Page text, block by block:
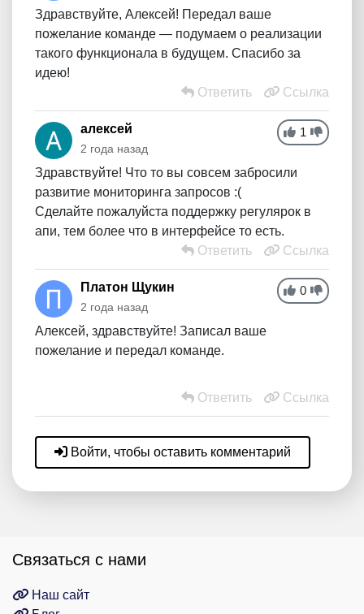
Здравствуйте, Алексей! Передал ваше
пожелание команде — подумаем о реализации
такого функционала в будущем. Спасибо за
идею!
Ответить
Ссылка
1
алексей
2 года назад
Здравствуйте! Что то вы совсем забросили
развитие мониторинга запросов :(
Сделайте пожалуйста поддержку регулярок в
апи, тем более что в интерфейсе то есть.
Ответить
Ссылка
0
Платон Щукин
2 года назад
Алексей, здравствуйте! Записал ваше
пожелание и передал команде.
Ответить Ссылка
Войти, чтобы оставить комментарий
Связаться с нами
Наш сайт